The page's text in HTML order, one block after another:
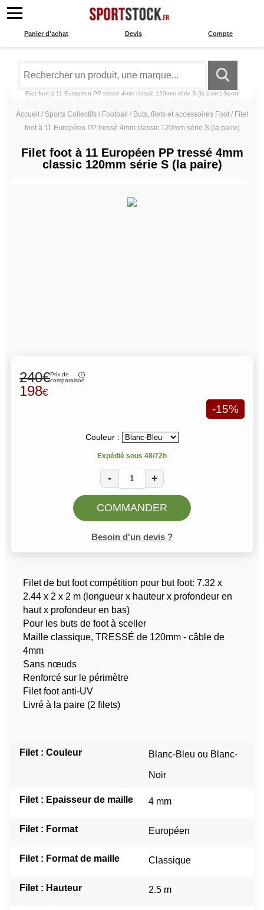
Compte
Devis
Panier d'achat
Filet foot à 11 Européen PP tressé 4mm classic 120mm série S (la paire) Sporti
Accueil / Sports Collectifs / Football / Buts, filets et accessoires Foot / Filet
foot à 11 Européen PP tressé 4mm classic 120mm série S (la paire)
Filet foot à 11 Européen PP tressé 4mm
classic 120mm série S (la paire)
240€Prix de
comparaison
198€
-15%
Couleur :
Expédié sous 48/72h
- +
COMMANDER
Besoin d'un devis ?
Filet de but foot compétition pour but foot: 7.32 x
2.44 x 2 x 2 m (longueur x hauteur x profondeur en
haut x profondeur en bas)
Pour les buts de foot à sceller
Maille classique, TRESSÉ de 120mm - câble de
4mm
Sans nœuds
Renforcé sur le périmètre
Filet foot anti-UV
Livré à la paire (2 filets)
Filet : Couleur Blanc-Bleu ou Blanc-
Noir
Filet : Epaisseur de maille 4 mm
Filet : Format Européen
Filet : Format de maille Classique
Filet : Hauteur 2.5 m